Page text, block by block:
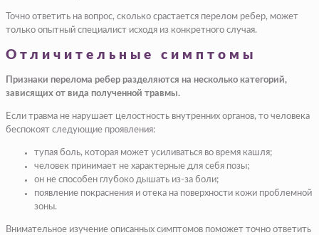
Точно ответить на вопрос, сколько срастается перелом ребер, может
только опытный специалист исходя из конкретного случая.
Отличительные симптомы
Признаки перелома ребер разделяются на несколько категорий,
зависящих от вида полученной травмы.
Если травма не нарушает целостность внутренних органов, то человека
беспокоят следующие проявления:
тупая боль, которая может усиливаться во время кашля;
человек принимает не характерные для себя позы;
он не способен глубоко дышать из-за боли;
появление покраснения и отека на поверхности кожи проблемной
зоны.
Внимательное изучение описанных симптомов поможет точно ответить